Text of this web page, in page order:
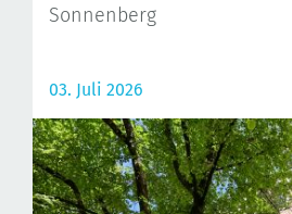
Sonnenberg
03. Juli 2026